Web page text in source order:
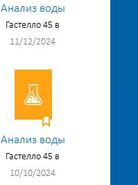
Анализ воды
Гастелло 45 в
11/12/2024
Анализ воды
Гастелло 45 в
10/10/2024